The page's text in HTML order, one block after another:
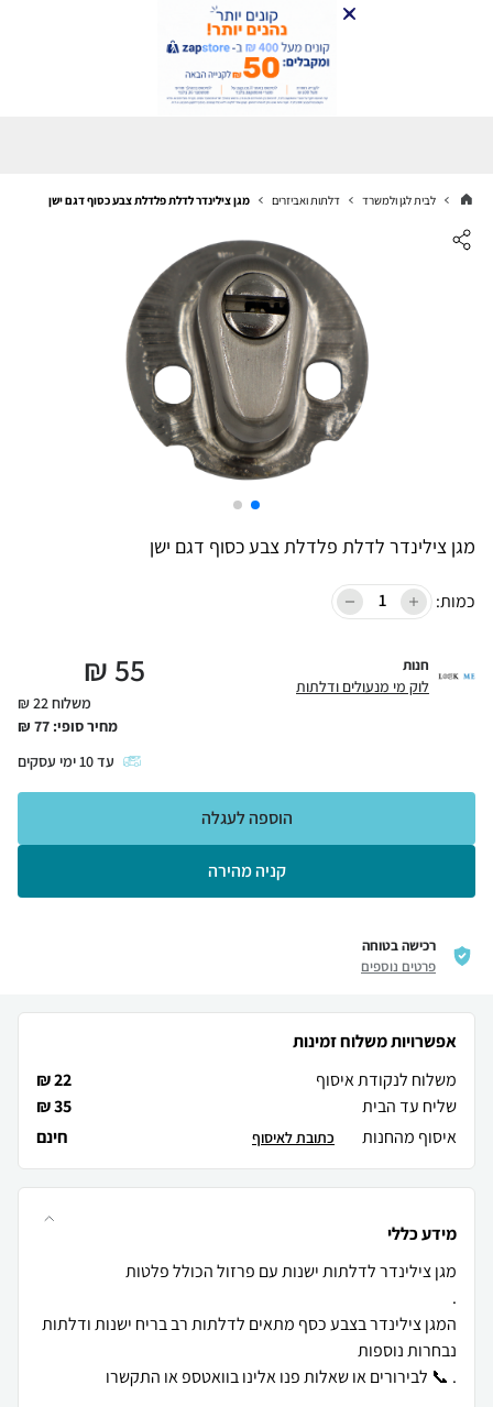
לבית לגן ולמשרד דלתות ואביזרים מגן צילינדר לדלת פלדלת צבע כסוף דגם ישן
מגן צילינדר לדלת פלדלת צבע כסוף דגם ישן
כמות:
חנות
לוק מי מנעולים ודלתות 55
₪
משלוח 22 ₪
מחיר סופי: 77
₪
עד10 ימי עסקים
קניה מהירה
הוספה לעגלה
רכישה בטוחה
פרטים נוספים
אפשרויות משלוח זמינות
משלוח לנקודת איסוף
22 ₪
שליח עד הבית
35 ₪
איסוף מהחנות
חינם כתובת לאיסוף
מידע כללי
המגן צילינדר בצבע כסף מתאים לדלתות רב בריח ישנות ודלתות
. 📞 לבירורים או שאלות פנו אלינו בוואטספ או התקשרו